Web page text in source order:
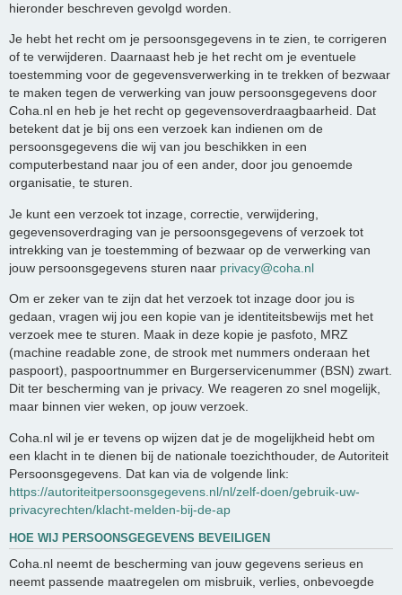
hieronder beschreven gevolgd worden.
Je hebt het recht om je persoonsgegevens in te zien, te corrigeren
of te verwijderen. Daarnaast heb je het recht om je eventuele
toestemming voor de gegevensverwerking in te trekken of bezwaar
te maken tegen de verwerking van jouw persoonsgegevens door
Coha.nl en heb je het recht op gegevensoverdraagbaarheid. Dat
betekent dat je bij ons een verzoek kan indienen om de
persoonsgegevens die wij van jou beschikken in een
computerbestand naar jou of een ander, door jou genoemde
organisatie, te sturen.
Je kunt een verzoek tot inzage, correctie, verwijdering,
gegevensoverdraging van je persoonsgegevens of verzoek tot
intrekking van je toestemming of bezwaar op de verwerking van
jouw persoonsgegevens sturen naar privacy@coha.nl
Om er zeker van te zijn dat het verzoek tot inzage door jou is
gedaan, vragen wij jou een kopie van je identiteitsbewijs met het
verzoek mee te sturen. Maak in deze kopie je pasfoto, MRZ
(machine readable zone, de strook met nummers onderaan het
paspoort), paspoortnummer en Burgerservicenummer (BSN) zwart.
Dit ter bescherming van je privacy. We reageren zo snel mogelijk,
maar binnen vier weken, op jouw verzoek.
Coha.nl wil je er tevens op wijzen dat je de mogelijkheid hebt om
een klacht in te dienen bij de nationale toezichthouder, de Autoriteit
Persoonsgegevens. Dat kan via de volgende link:
https://autoriteitpersoonsgegevens.nl/nl/zelf-doen/gebruik-uw-
privacyrechten/klacht-melden-bij-de-ap
HOE WIJ PERSOONSGEGEVENS BEVEILIGEN
Coha.nl neemt de bescherming van jouw gegevens serieus en
neemt passende maatregelen om misbruik, verlies, onbevoegde